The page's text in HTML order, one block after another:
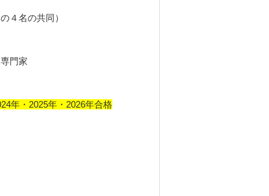
４名の共同）
門家
年・2025年・2026年合格